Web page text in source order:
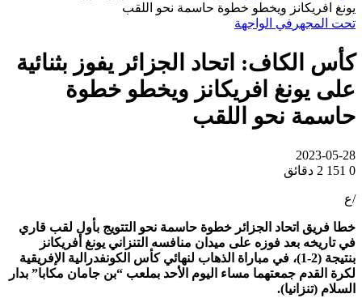
يونغ افريكانز ويخطو خطوة حاسمة نحو اللقب
تحت المجهر في الواجهة
كأس الكاف: اتحاد الجزائر يفوز بثنائية
على يونغ افريكانز ويخطو خطوة
حاسمة نحو اللقب
2023-05-28
0
2 دقائق
/ع
خطا فريق اتحاد الجزائر خطوة حاسمة نحو التتويج بأول لقب قاري
في تاريخه بعد فوزه على ميدان منافسه التنزاني يونغ أفريكانز
بنتيجة (2-1)، في مباراة الذهاب لنهائي كأس الكونفدرالية الإفريقية
لكرة القدم جمعتهما مساء اليوم الأحد بملعب “بن جامان مكابا” بدار
السلام (تنزانيا).